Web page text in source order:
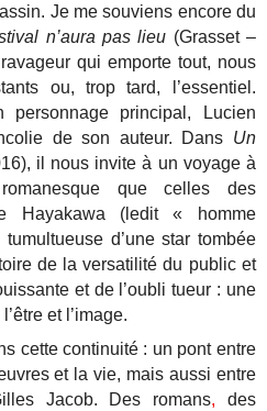
Je me souviens encore du
n’aura pas lieu (Grasset –
qui emporte tout, nous
ou, trop tard, l’essentiel.
principal, Lucien
de son auteur. Dans Un
il nous invite à un voyage à
que celles des
Hayakawa (ledit « homme
d’une star tombée
de la versatilité du public et
et de l’oubli tueur : une
et l’image.
cette continuité : un pont entre
et la vie, mais aussi entre
Jacob. Des romans, des